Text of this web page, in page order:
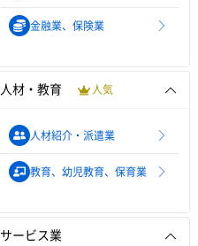
金融業、保険業
人材・教育 人気
人材紹介・派遣業
教育、幼児教育、保育業
サービス業